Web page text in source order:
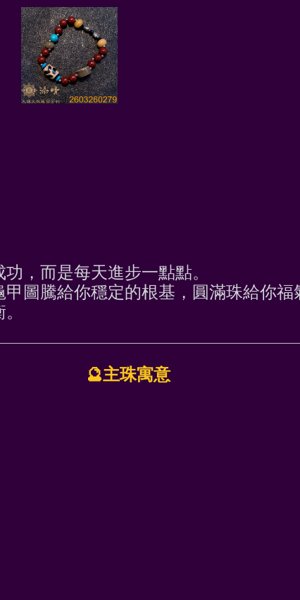
，而是每天進步一點點。
圖騰給你穩定的根基，圓滿珠給你福
🔮主珠寓意